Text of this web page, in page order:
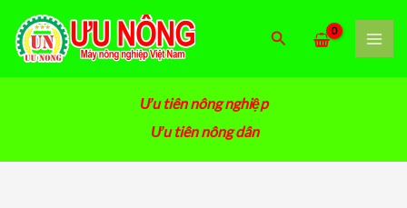
tới
nội
dung
Tìm
Ưu tiên nông nghiệp
Ưu tiên nông dân